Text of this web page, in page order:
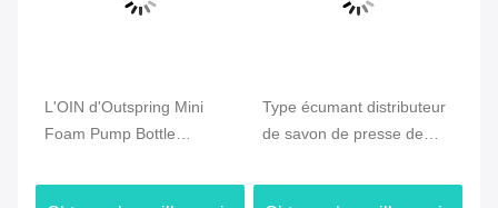
L'OIN d'Outspring Mini
Foam Pump Bottle
l'utilisation propre faciale
Type écumant distributeur
de savon de presse de
lisse de l'effet 28